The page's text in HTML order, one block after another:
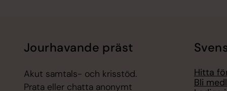
Jourhavande präst
Akut samtals- och krisstöd.
Prata eller chatta anonymt
Hitta
Bli